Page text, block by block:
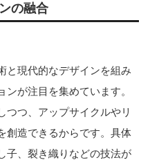
の融合
と現代的なデザインを組み
が注目を集めています。
つつ、アップサイクルやリ
創造できるからです。 具体
子、裂き織りなどの技法が